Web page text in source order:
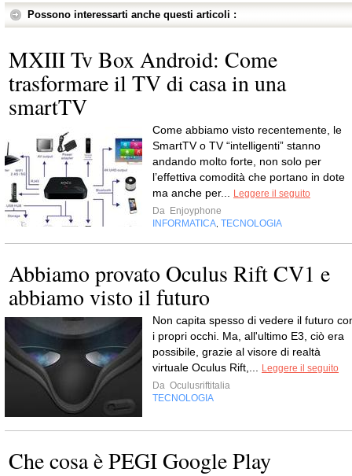
Possono interessarti anche questi articoli :
MXIII Tv Box Android: Come
trasformare il TV di casa in una
smartTV
Come abbiamo visto recentemente, le
SmartTV o TV “intelligenti” stanno
andando molto forte, non solo per
l’effettiva comodità che portano in dote
ma anche per...
Leggere il seguito
Da Enjoyphone
INFORMATICA TECNOLOGIA
Abbiamo provato Oculus Rift CV1 e
abbiamo visto il futuro
Non capita spesso di vedere il futuro
i propri occhi. Ma, all'ultimo E3, ciò era
possibile, grazie al visore di realtà
virtuale Oculus Rift,...
Leggere il seguito
Da Oculusriftitalia
TECNOLOGIA
Che cosa è PEGI Google Play